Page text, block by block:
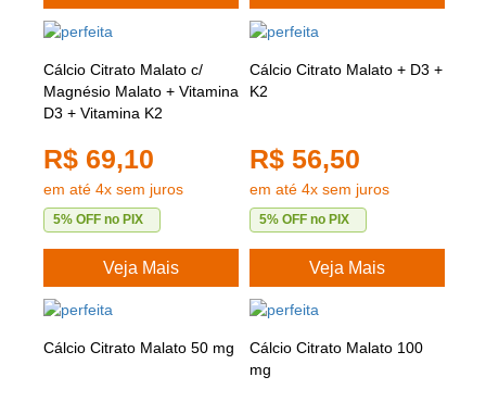
Cálcio Citrato Malato c/
Magnésio Malato + Vitamina
D3 + Vitamina K2
R$ 69,10
em até 4x sem juros
5% OFF no PIX
Veja Mais
Cálcio Citrato Malato + D3 +
K2
R$ 56,50
em até 4x sem juros
5% OFF no PIX
Veja Mais
Cálcio Citrato Malato 50 mg
Cálcio Citrato Malato 100
mg